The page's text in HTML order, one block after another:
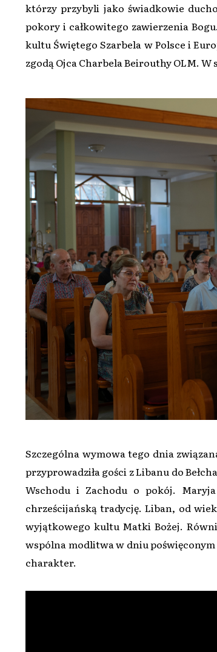
którzy przybyli jako świadkowie
pokory i całkowitego zawierzenia
kultu Świętego Szarbela w Polsce i
zgodą Ojca Charbela Beirouthy OLM.
Szczególna wymowa tego dnia
przyprowadziła gości z Libanu do
Wschodu i Zachodu o pokój.
chrześcijańską tradycję. Liban, od
wyjątkowego kultu Matki Bożej.
wspólna modlitwa w dniu
charakter.